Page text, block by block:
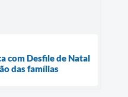
com Desfile de Natal
das famílias